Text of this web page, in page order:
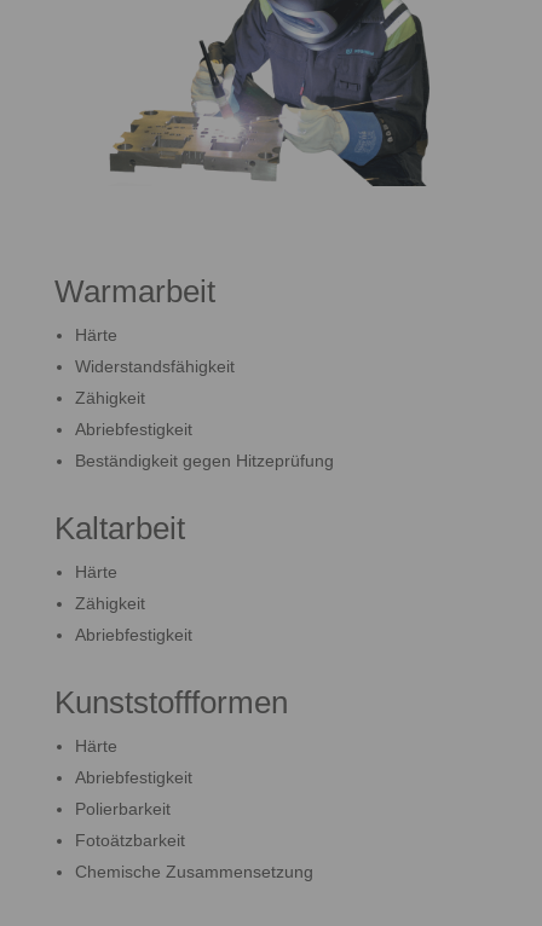
Warmarbeit
Härte
Widerstandsfähigkeit
Zähigkeit
Abriebfestigkeit
Beständigkeit gegen Hitzeprüfung
Kaltarbeit
Härte
Zähigkeit
Abriebfestigkeit
Kunststoffformen
Härte
Abriebfestigkeit
Polierbarkeit
Fotoätzbarkeit
Chemische Zusammensetzung